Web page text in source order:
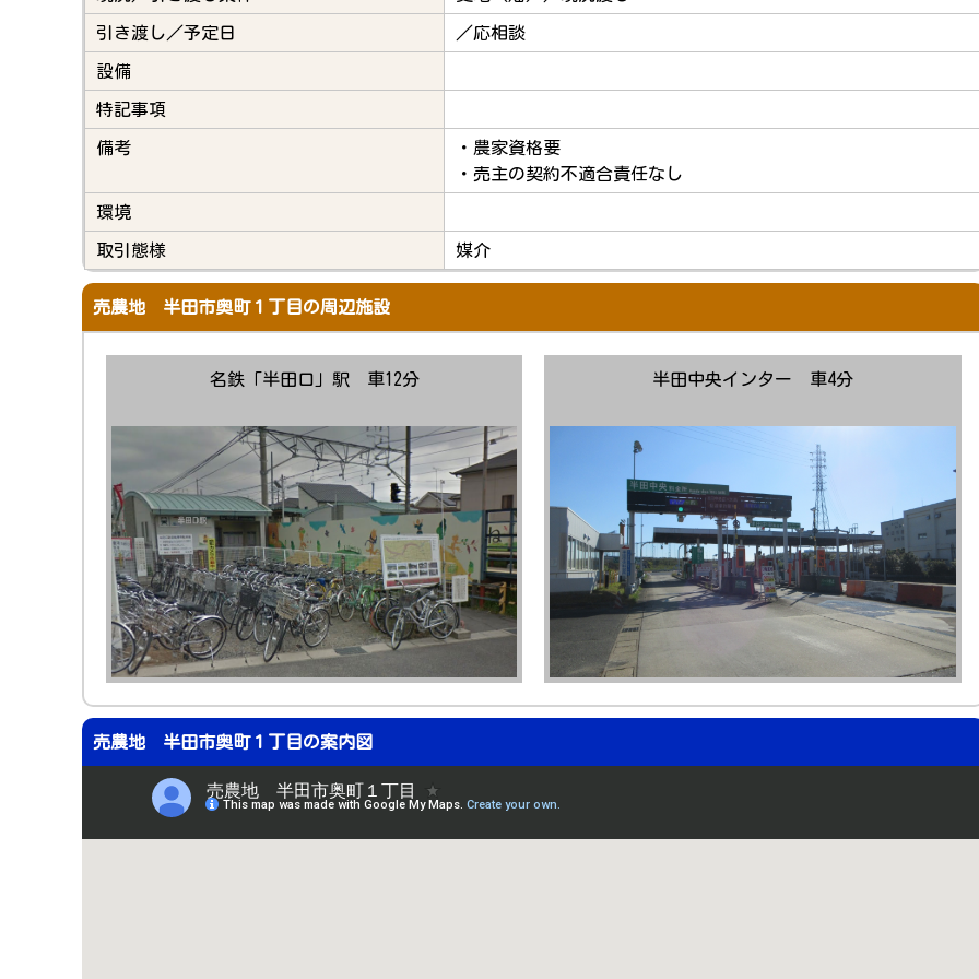
引き渡し／予定日 ／応相談
設備
特記事項
備考
・農家資格要
・売主の契約不適合責任なし
環境
取引態様 媒介
売農地 半田市奥町１丁目の周辺施設
名鉄「半田口」駅 車12分 半田中央インター 車4分
売農地 半田市奥町１丁目の案内図